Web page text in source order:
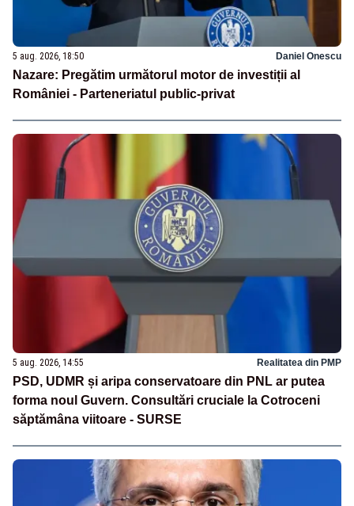
5 aug. 2026, 18:50 Daniel Onescu
Nazare: Pregătim următorul motor de investiții al
României - Parteneriatul public-privat
5 aug. 2026, 14:55 Realitatea din PMP
PSD, UDMR și aripa conservatoare din PNL ar putea
forma noul Guvern. Consultări cruciale la Cotroceni
săptămâna viitoare - SURSE